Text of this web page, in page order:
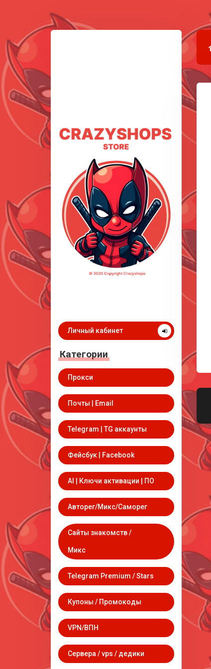
Личный кабинет
Категории
Прокси
Почты | Email
Telegram | TG аккаунты
Фейсбук | Facebook
AI | Ключи активации | ПО
Авторег/Микс/Саморег
Сайты знакомств /
Микс
Telegram Premium / Stars
Купоны / Промокоды
VPN/ВПН
Сервера / vps / дедики